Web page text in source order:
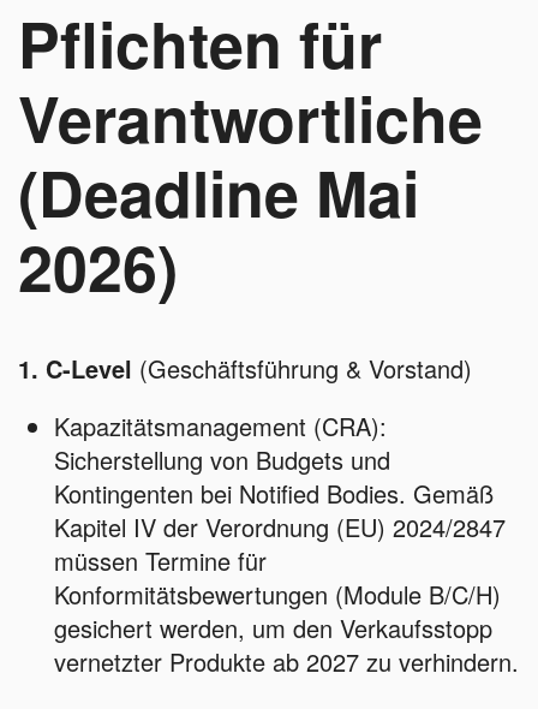
Pflichten für
Verantwortliche
(Deadline Mai
2026)
1. C-Level (Geschäftsführung & Vorstand)
Kapazitätsmanagement (CRA):
Sicherstellung von Budgets und
Kontingenten bei Notified Bodies. Gemäß
Kapitel IV der Verordnung (EU) 2024/2847
müssen Termine für
Konformitätsbewertungen (Module B/C/H)
gesichert werden, um den Verkaufsstopp
vernetzter Produkte ab 2027 zu verhindern.